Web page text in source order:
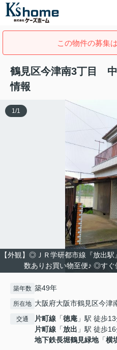
この物件の募集
鶴見区今津南3丁目
情報
【外観】◎ＪＲ学研都市線『放出
数ありお買い物至便♪ ◎すぐ
1/1
築年数 築49年
所在地 大阪府大阪市鶴見区今津
交通 片町線 「徳庵 」駅 徒歩
片町線 「放出 」駅 徒歩
地下鉄長堀鶴見緑地「横